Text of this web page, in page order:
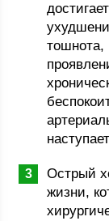
тошнота,
Острый
жизни,